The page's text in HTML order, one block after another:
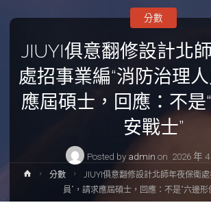
JIUYI俱意翻修設計北
處招事業編“消防治理
應屆碩士，回應：不是
安戰士”
Posted by admin on 2026 年 4
分數
Home分數
JIUYI俱意翻修設計北師年夜保衛
員”，請求應屆碩士，回應：不是“六邊形